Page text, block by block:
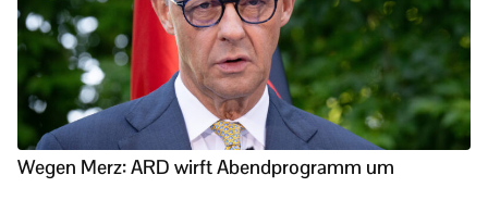
Wegen Merz: ARD wirft Abendprogramm um